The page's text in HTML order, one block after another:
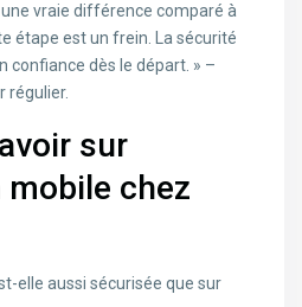
vraie différence comparé à
étape est un frein. La sécurité
confiance dès le départ. » –
régulier.
sur
mobile chez
elle aussi sécurisée que sur